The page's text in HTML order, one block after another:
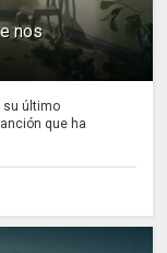
nos
su último
que ha